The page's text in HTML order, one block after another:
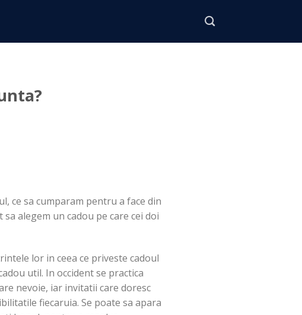
ce sa cumparam pentru a face din
alegem un cadou pe care cei doi
lor in ceea ce priveste cadoul
util. In occident se practica
nevoie, iar invitatii care doresc
fiecaruia. Se poate sa apara